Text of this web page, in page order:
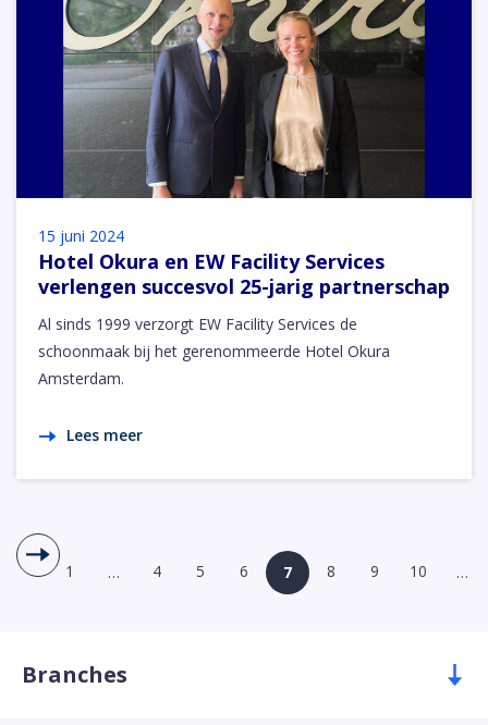
15 juni 2024
Hotel Okura en EW Facility Services
verlengen succesvol 25-jarig partnerschap
Al sinds 1999 verzorgt EW Facility Services de
schoonmaak bij het gerenommeerde Hotel Okura
Amsterdam.
Lees meer
1 … 4 5 6 7 8 9 10 …
Branches